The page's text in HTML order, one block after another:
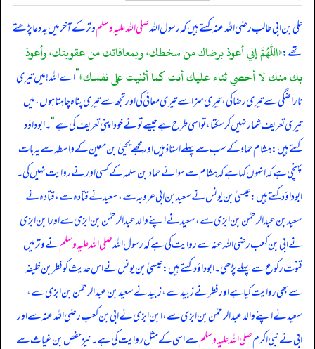
علی بن ابی طالب رضی اللہ عنہ کہتے ہیں کہرسول اللہصلی اللہ علیہ وسلموتر کے آخر میں یہ دعا پڑھتے
تھے:«اللهم إني أعوذ برضاك من سخطك، وبمعافاتك من عقوبتك، وأعوذ
بك منك لا أحصي ثناء عليك أنت كما أثنيت على نفسك»”اے اللہ! میں تیری
ناراضگی سے تیری رضا کی، تیری سزا سے تیری معافی کی اور تجھ سے تیری پناہ چاہتا ہوں، میں
تیری تعریف شمار نہیں کر سکتا، تو اسی طرح ہے جیسے تو نے خود اپنی تعریف کی ہے“۔ ابوداؤد
کہتے ہیں: ہشام حماد کے سب سے پہلے استاذ ہیں اور مجھے یحییٰ بن معین کے واسطہ سے یہ بات
پہنچی ہے کہ انہوں کہا ہے کہ ہشام سے سوائے حماد بن سلمہ کے کسی اور نے روایت نہیں کی۔
ابوداؤد کہتے ہیں: عیسیٰ بن یونس نے سعید بن ابی عروبہ سے، سعید نے قتادہ سے، قتادہ نے
سعید بن عبدالرحمٰن بن ابزی سے، سعید نے اپنے والد عبدالرحمٰن بن ابزی سے اور ابن ابزی
نے ابی بن کعب رضی اللہ عنہ سے روایت کی ہے کہ رسول اللہصلی اللہ علیہ وسلمنے وتر میں
قنوت رکوع سے پہلے پڑھی۔ ابوداؤد کہتے ہیں: عیسیٰ بن یونس نے اس حدیث کو فطر بن خلیفہ
سے بھی روایت کیا ہے اور فطر نے زبید سے، زبید نے سعید بن عبدالرحمٰن بن ابزی سے،
سعید نے اپنے والد عبدالرحمٰن بن ابزی سے، ابن ابزی نے ابی بن کعب رضی اللہ عنہ سے اور
ابی نے نبی اکرمصلی اللہ علیہ وسلمسے اسی کے مثل روایت کی ہے۔ نیز حفص بن غیاث سے